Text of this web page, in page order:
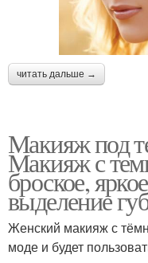
читать дальше →
Макияж под
Макияж с
броское,
выделение
Женский макияж с
моде и будет